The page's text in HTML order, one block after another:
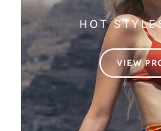
HOT
VIEW